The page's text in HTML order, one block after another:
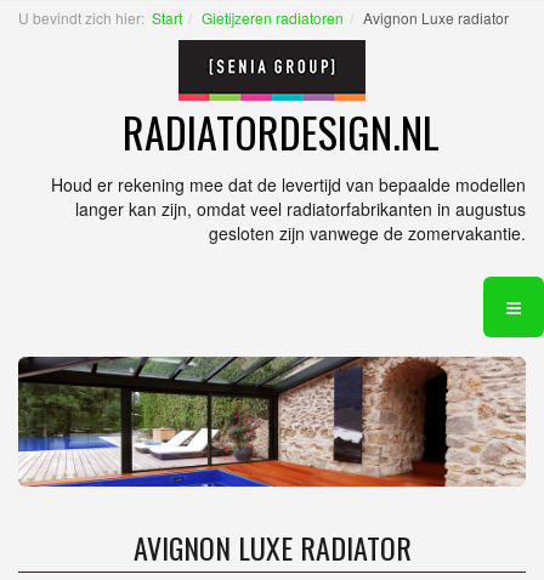
U bevindt zich hier: Start Gietijzeren radiatoren Avignon Luxe radiator
RADIATORDESIGN.NL
Houd er rekening mee dat de levertijd van bepaalde modellen
langer kan zijn, omdat veel radiatorfabrikanten in augustus
gesloten zijn vanwege de zomervakantie.
AVIGNON LUXE RADIATOR